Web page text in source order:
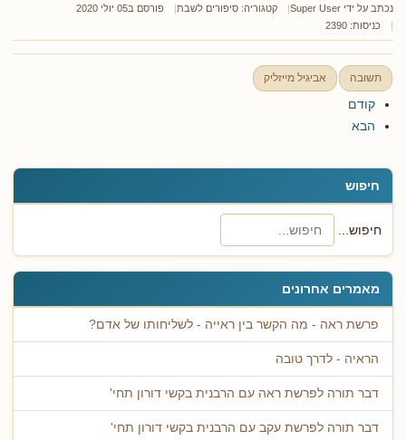
חיפוש
חיפוש...
מאמרים אחרונים
פרשת ראה - מה הקשר בין ראייה - לשליחותו של אדם?
הראיה - לדרך טובה
דבר תורה לפרשת ראה עם הרבנית בקשי דורון תחי'
דבר תורה לפרשת עקב עם הרבנית בקשי דורון תחי'
נכתב על ידי Super User קטגוריה: סיפורים לשבת
פורסם ב05 יולי 2020
כניסות: 2390
תשובה אביגיל מייזליק
קודם
הבא